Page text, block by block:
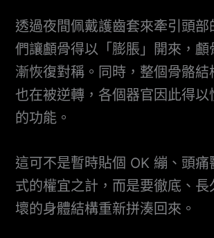
透過夜間佩戴護齒套來牽引頭
們讓顱骨得以「膨脹」開來，顱
漸恢復對稱。同時，整個骨骼結
也在被逆轉，各個器官因此得以
的功能。
這可不是暫時貼個 OK 繃、頭痛
式的權宜之計，而是要徹底、長
壞的身體結構重新拼湊回來。